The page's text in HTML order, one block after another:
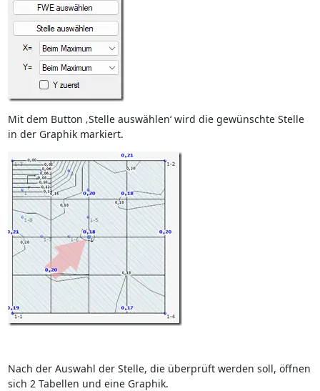
Mit dem Button ‚Stelle auswählen‘ wird die gewünschte Stelle
in der Graphik markiert.
Nach der Auswahl der Stelle, die überprüft werden soll, öffnen
sich 2 Tabellen und eine Graphik.